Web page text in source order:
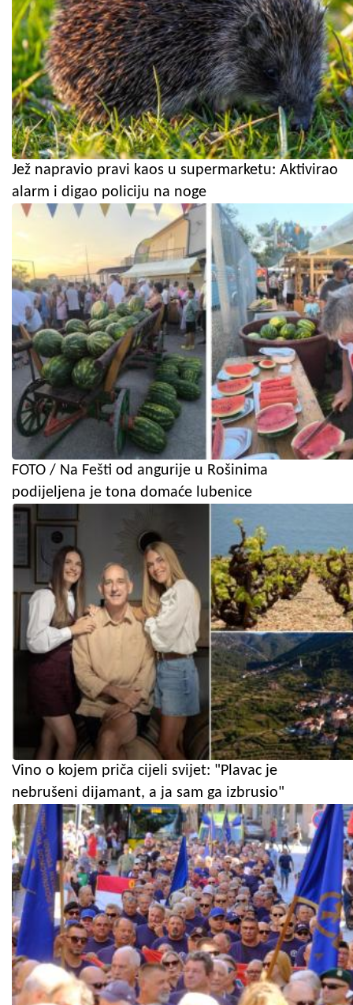
Jež napravio pravi kaos u supermarketu: Aktivirao
alarm i digao policiju na noge
FOTO / Na Fešti od angurije u Rošinima
podijeljena je tona domaće lubenice
Vino o kojem priča cijeli svijet: "Plavac je
nebrušeni dijamant, a ja sam ga izbrusio"